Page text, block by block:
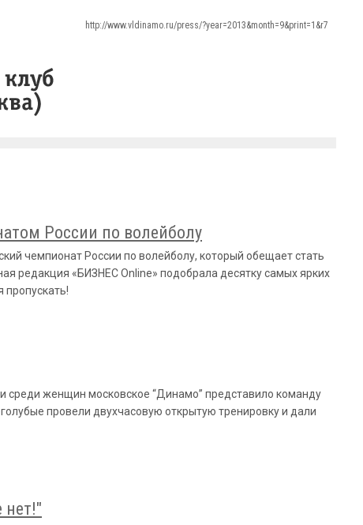
http://www.vldinamo.ru/press/?year=2013&month=9&print=1&r7
России по волейболу
чемпионат России по волейболу, который обещает стать
редакция «БИЗНЕС Online» подобрала десятку самых ярких
пропускать!
среди женщин московское “Динамо” представило команду
провели двухчасовую открытую тренировку и дали
нет!"